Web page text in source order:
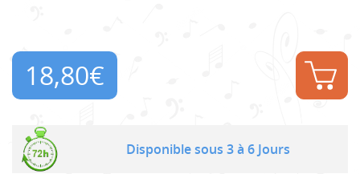
18,80€
Disponible sous 3 à 6 Jours